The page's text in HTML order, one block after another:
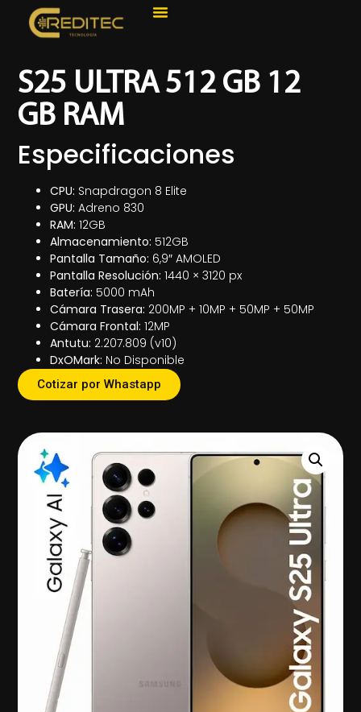
S25 ULTRA 512 GB 12
GB RAM
Especificaciones
CPU: Snapdragon 8 Elite
GPU: Adreno 830
RAM: 12GB
Almacenamiento: 512GB
Pantalla Tamaño: 6,9″ AMOLED
Pantalla Resolución: 1440 × 3120 px
Batería: 5000 mAh
Cámara Trasera: 200MP + 10MP + 50MP + 50MP
Cámara Frontal: 12MP
Antutu: 2.207.809 (v10)
DxOMark: No Disponible
Cotizar por Whastapp